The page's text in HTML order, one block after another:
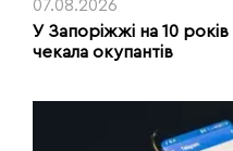
07.08.2026
У Запоріжжі на 10 років
чекала окупантів